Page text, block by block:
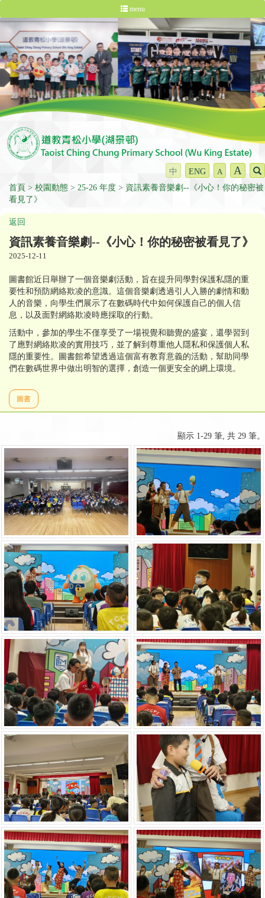
menu
中 ENG A A
首頁 校園動態 25-26 年度
資訊素養音樂劇--《小心！你的秘密被
看見了》
返回
資訊素養音樂劇--《小心！你的秘密被看見了》
2025-12-11
圖書館近日舉辦了一個音樂劇活動，旨在提升同學對保護私隱的重
要性和預防網絡欺凌的意識。這個音樂劇透過引人入勝的劇情和動
人的音樂，向學生們展示了在數碼時代中如何保護自己的個人信
息，以及面對網絡欺凌時應採取的行動。
活動中，參加的學生不僅享受了一場視覺和聽覺的盛宴，還學習到
了應對網絡欺凌的實用技巧，並了解到尊重他人隱私和保護個人私
隱的重要性。圖書館希望透過這個富有教育意義的活動，幫助同學
們在數碼世界中做出明智的選擇，創造一個更安全的網上環境。
圖書
顯示 1-29 筆, 共 29 筆。